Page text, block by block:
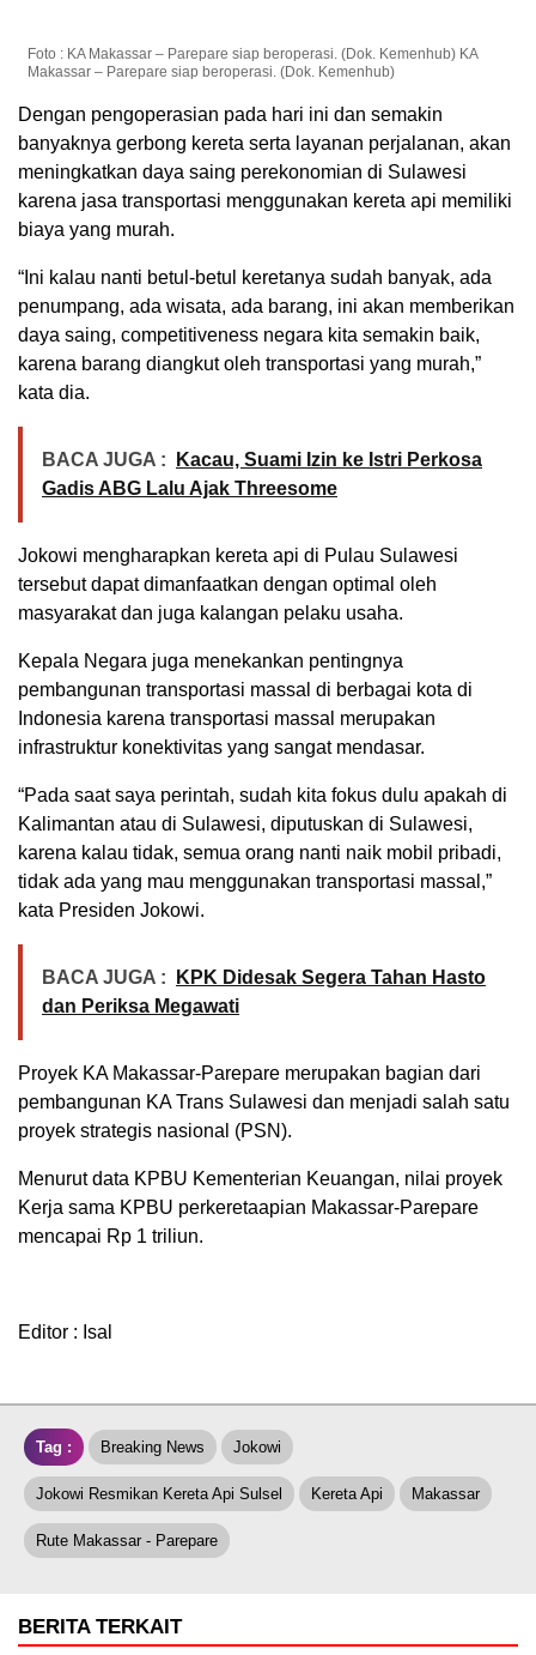
Foto : KA Makassar – Parepare siap beroperasi. (Dok. Kemenhub) KA
Makassar – Parepare siap beroperasi. (Dok. Kemenhub)
Dengan pengoperasian pada hari ini dan semakin
banyaknya gerbong kereta serta layanan perjalanan, akan
meningkatkan daya saing perekonomian di Sulawesi
karena jasa transportasi menggunakan kereta api memiliki
biaya yang murah.
“Ini kalau nanti betul-betul keretanya sudah banyak, ada
penumpang, ada wisata, ada barang, ini akan memberikan
daya saing, competitiveness negara kita semakin baik,
karena barang diangkut oleh transportasi yang murah,”
kata dia.
BACA JUGA :
Kacau, Suami Izin ke Istri Perkosa
Gadis ABG Lalu Ajak Threesome
Jokowi mengharapkan kereta api di Pulau Sulawesi
tersebut dapat dimanfaatkan dengan optimal oleh
masyarakat dan juga kalangan pelaku usaha.
Kepala Negara juga menekankan pentingnya
pembangunan transportasi massal di berbagai kota di
Indonesia karena transportasi massal merupakan
infrastruktur konektivitas yang sangat mendasar.
“Pada saat saya perintah, sudah kita fokus dulu apakah di
Kalimantan atau di Sulawesi, diputuskan di Sulawesi,
karena kalau tidak, semua orang nanti naik mobil pribadi,
tidak ada yang mau menggunakan transportasi massal,”
kata Presiden Jokowi.
BACA JUGA :
KPK Didesak Segera Tahan Hasto
dan Periksa Megawati
Proyek KA Makassar-Parepare merupakan bagian dari
pembangunan KA Trans Sulawesi dan menjadi salah satu
proyek strategis nasional (PSN).
Menurut data KPBU Kementerian Keuangan, nilai proyek
Kerja sama KPBU perkeretaapian Makassar-Parepare
mencapai Rp 1 triliun.
Editor : Isal
Tag : Breaking News Jokowi
Jokowi Resmikan Kereta Api Sulsel Kereta Api Makassar
Rute Makassar - Parepare
BERITA TERKAIT